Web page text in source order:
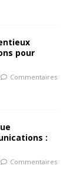
pour
Commentaires
:
Commentaires